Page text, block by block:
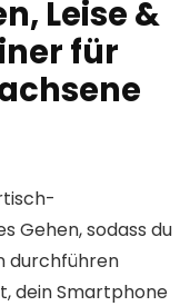
Leise &
für
Gehen, sodass du
durchführen
dein Smartphone